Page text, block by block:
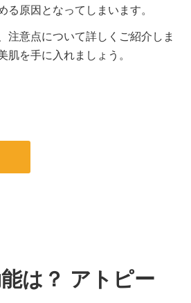
原因となってしまいます。
注意点について詳しくご紹介しま
を手に入れましょう。
は？ アトピー